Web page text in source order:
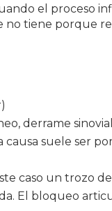
el proceso
no tiene porque
derrame
suele ser
caso un trozo
El bloqueo